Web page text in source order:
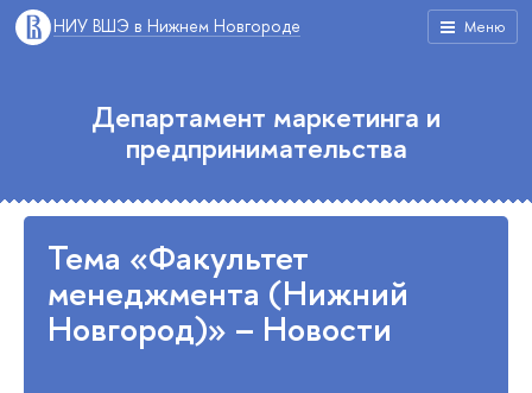
Меню
НИУ ВШЭ в Нижнем Новгороде
Департамент маркетинга и
предпринимательства
Тема «Факультет
менеджмента (Нижний
Новгород)» – Новости